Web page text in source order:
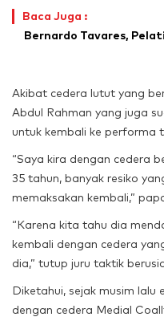
Baca Juga :
Bernardo Tavares,
Akibat cedera lutut yang
Abdul Rahman yang juga
untuk kembali ke performa
“Saya kira dengan cedera
35 tahun, banyak resiko
memaksakan kembali,”
“Karena kita tahu dia
kembali dengan cedera
dia,” tutup juru taktik
Diketahui, sejak musim
dengan cedera Medial